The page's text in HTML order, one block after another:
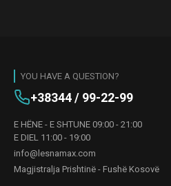
YOU HAVE A QUESTION?
+38344 / 99-22-99
E HËNE - E SHTUNE 09:00 - 21:00
E DIEL 11:00 - 19:00
info@lesnamax.com
Magjistralja Prishtinë - Fushë Kosovë